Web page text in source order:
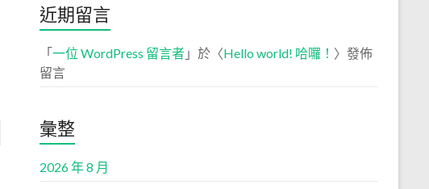
近期留言
「一位 WordPress 留言者 」於〈Hello world! 哈囉！ 〉發佈
留言
彙整
2026 年 8 月